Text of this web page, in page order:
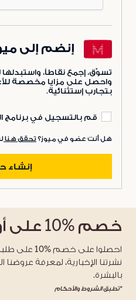
إنضم إلى
تسوّق، إجمع نقاطاً، واستبدلها
واحصل على مزايا مخصصة
بتجارب إستثنائية.
قم بالتسجيل في برنامج
هل أنت عضو في ميوز؟ تحقق هنا
إنشاء
خصم %10 على
احصلوا على
نشرتنا الإخبارية، لمعرفة عروضنا
بالبشرة.
*تطبق الشروط والأحكام